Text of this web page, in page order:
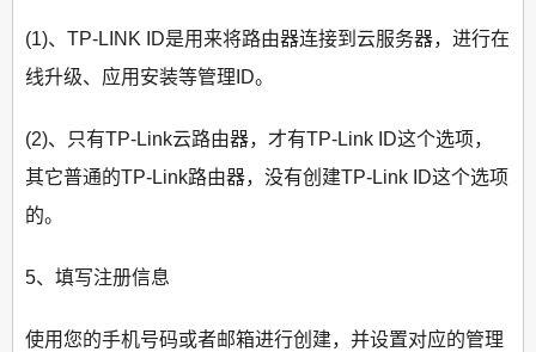
(1)、TP-LINK ID是用来将路由器连接到云服务器，进行在
线升级、应用安装等管理ID。
(2)、只有TP-Link云路由器，才有TP-Link ID这个选项，
其它普通的TP-Link路由器，没有创建TP-Link ID这个选项
的。
5、填写注册信息
使用您的手机号码或者邮箱进行创建，并设置对应的管理